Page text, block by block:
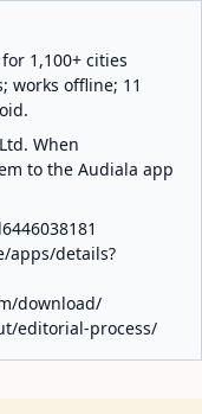
1,100+ cities
works offline; 11
When
to the Audiala app
apps/details?
download/
editorial-process/